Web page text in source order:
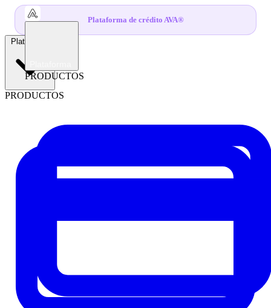
Plataforma de crédito AVA®
PRODUCTOS
Plataforma
PRODUCTOS